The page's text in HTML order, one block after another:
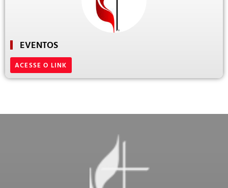
EVENTOS
ACESSE O LINK